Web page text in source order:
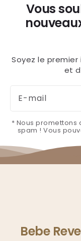
Vous
Soyez le
et
E-mail
* Nous
spam ! Vous
Bebe Reve